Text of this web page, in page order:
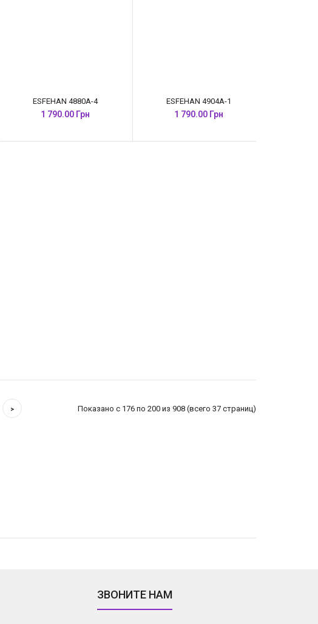
ESFEHAN 4880A-4
1 790.00 Грн
ESFEHAN 4904A-1
1 790.00 Грн
> Показано с 176 по 200 из 908 (всего 37 страниц)
ЗВОНИТЕ НАМ